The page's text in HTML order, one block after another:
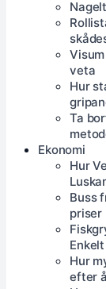
veta
Hur
Ta
Ekonomi
Hur
Buss
priser
Hur
efter